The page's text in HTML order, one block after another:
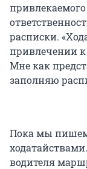
расписки.
привлечении к
Мне как
заполняю
Пока мы
водителя